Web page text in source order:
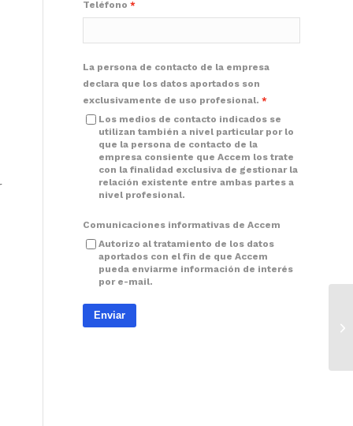
Teléfono
La persona de contacto de la empresa
declara que los datos aportados son
exclusivamente de uso profesional.
Los medios de contacto indicados se
utilizan también a nivel particular por lo
que la persona de contacto de la
empresa consiente que Accem los trate
con la finalidad exclusiva de gestionar la
relación existente entre ambas partes a
nivel profesional.
Comunicaciones informativas de Accem
Autorizo al tratamiento de los datos
aportados con el fin de que Accem
pueda enviarme información de interés
por e-mail.
Enviar